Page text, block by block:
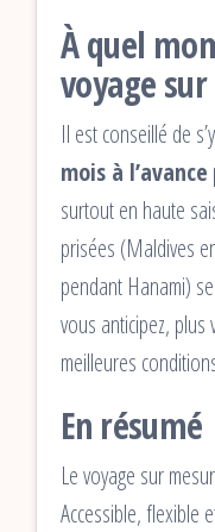
À quel
voyage
Il est conseillé de
mois à l’avance
surtout en haute
prisées (Maldives
pendant Hanami)
vous anticipez,
meilleures
En résumé
Le voyage sur
Accessible, flexible